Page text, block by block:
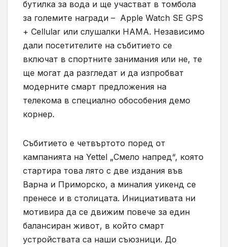
бутилка за вода и ще участват в томбола
за големите награди – Apple Watch SE GPS
+ Cellular или слушалки HAMA. Независимо
дали посетителите на събитието се
включат в спортните занимания или не, те
ще могат да разгледат и да изпробват
модерните смарт предложения на
телекома в специално обособения демо
корнер.
Събитието е четвъртото поред от
кампанията на Yettel „Смело напред“, която
стартира това лято с две издания във
Варна и Приморско, а миналия уикенд се
пренесе и в столицата. Инициативата ни
мотивира да се движим повече за един
балансиран живот, в който смарт
устройствата са наши съюзници. До